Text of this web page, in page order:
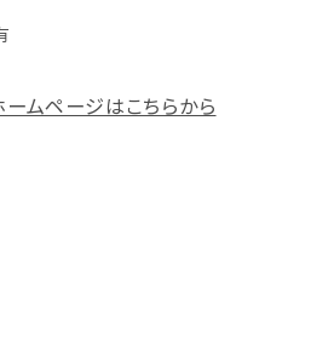
ームページはこちらから